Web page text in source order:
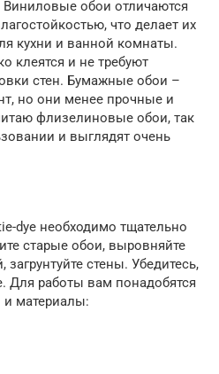
Виниловые обои отличаются
что делает их
кухни и ванной комнаты.
клеятся и не требуют
стен. Бумажные обои –
но они менее прочные и
флизелиновые обои, так
и выглядят очень
dye необходимо тщательно
старые обои, выровняйте
стены. Убедитесь,
Для работы вам понадобятся
материалы: